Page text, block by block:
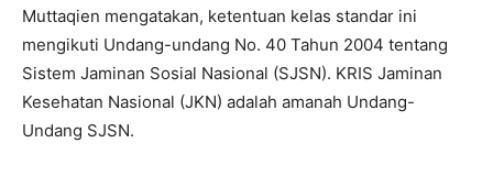
Muttaqien mengatakan, ketentuan kelas standar ini
mengikuti Undang-undang No. 40 Tahun 2004 tentang
Sistem Jaminan Sosial Nasional (SJSN). KRIS Jaminan
Kesehatan Nasional (JKN) adalah amanah Undang-
Undang SJSN.